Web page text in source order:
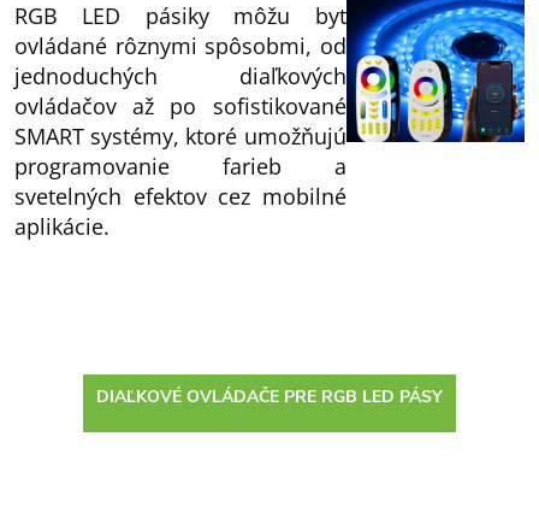
RGB LED pásiky môžu byť
ovládané rôznymi spôsobmi, od
jednoduchých diaľkových
ovládačov až po sofistikované
SMART systémy, ktoré umožňujú
programovanie farieb a
svetelných efektov cez mobilné
aplikácie.
DIAĽKOVÉ OVLÁDAČE PRE RGB LED PÁSY